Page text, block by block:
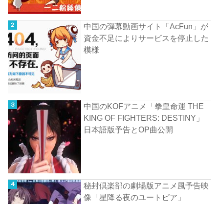
中国の弾幕動画サイト「AcFun」が
資金不足によりサービスを停止した
模様
中国のKOFアニメ「拳皇命運 THE
KING OF FIGHTERS: DESTINY」
日本語版予告とOP曲公開
秘封倶楽部の劇場版アニメ風予告映
像「星降る夜のユートピア」